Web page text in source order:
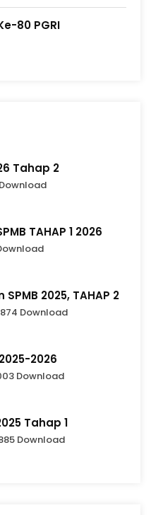
80 PGRI
Tahap 2
TAHAP 1 2026
2025, TAHAP 2
Download
2025-2026
Download
Tahap 1
Download